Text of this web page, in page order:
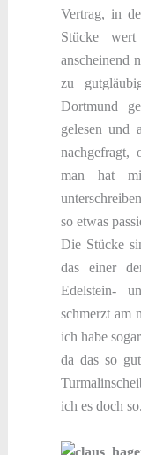
Vertrag, in
Stücke
anscheinend
zu
Dortmund
gelesen und
man hat
so etwas
Die Stücke
das einer
Edelstein-
schmerzt am
ich habe
da das so
ich es doch so.